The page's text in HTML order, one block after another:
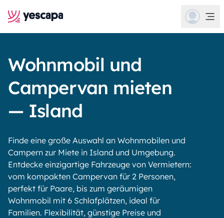
Wohnmobil und
Campervan mieten
— Island
Finde eine große Auswahl an Wohnmobilen und
Campern zur Miete in Island und Umgebung.
Entdecke einzigartige Fahrzeuge von Vermietern:
vom kompakten Campervan für 2 Personen,
perfekt für Paare, bis zum geräumigen
Wohnmobil mit 6 Schlafplätzen, ideal für
Familien. Flexibilität, günstige Preise und